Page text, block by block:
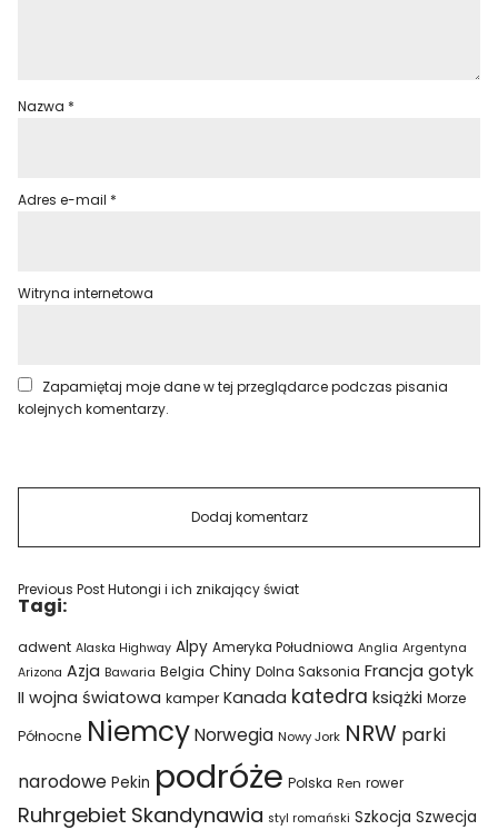
Nazwa *
Adres e-mail *
Witryna internetowa
Zapamiętaj moje dane w tej przeglądarce podczas pisania
kolejnych komentarzy.
Previous PostHutongi i ich znikający świat
Tagi:
adwent Alaska Highway Alpy Ameryka Południowa Anglia Argentyna
Arizona Azja Bawaria Belgia Chiny Dolna Saksonia Francja gotyk
II wojna światowa kamper Kanada katedra książki Morze
Północne Niemcy Norwegia Nowy Jork NRW parki
narodowe Pekin podróże Polska Ren rower
Ruhrgebiet Skandynawia styl romański Szkocja Szwecja